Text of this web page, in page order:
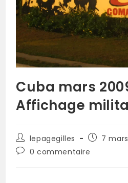
Cuba mars
Affichage
lepagegilles 7
0 commentaire